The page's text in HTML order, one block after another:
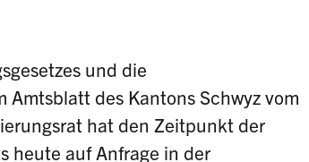
und die
des Kantons Schwyz vom
hat den Zeitpunkt der
heute auf Anfrage in der